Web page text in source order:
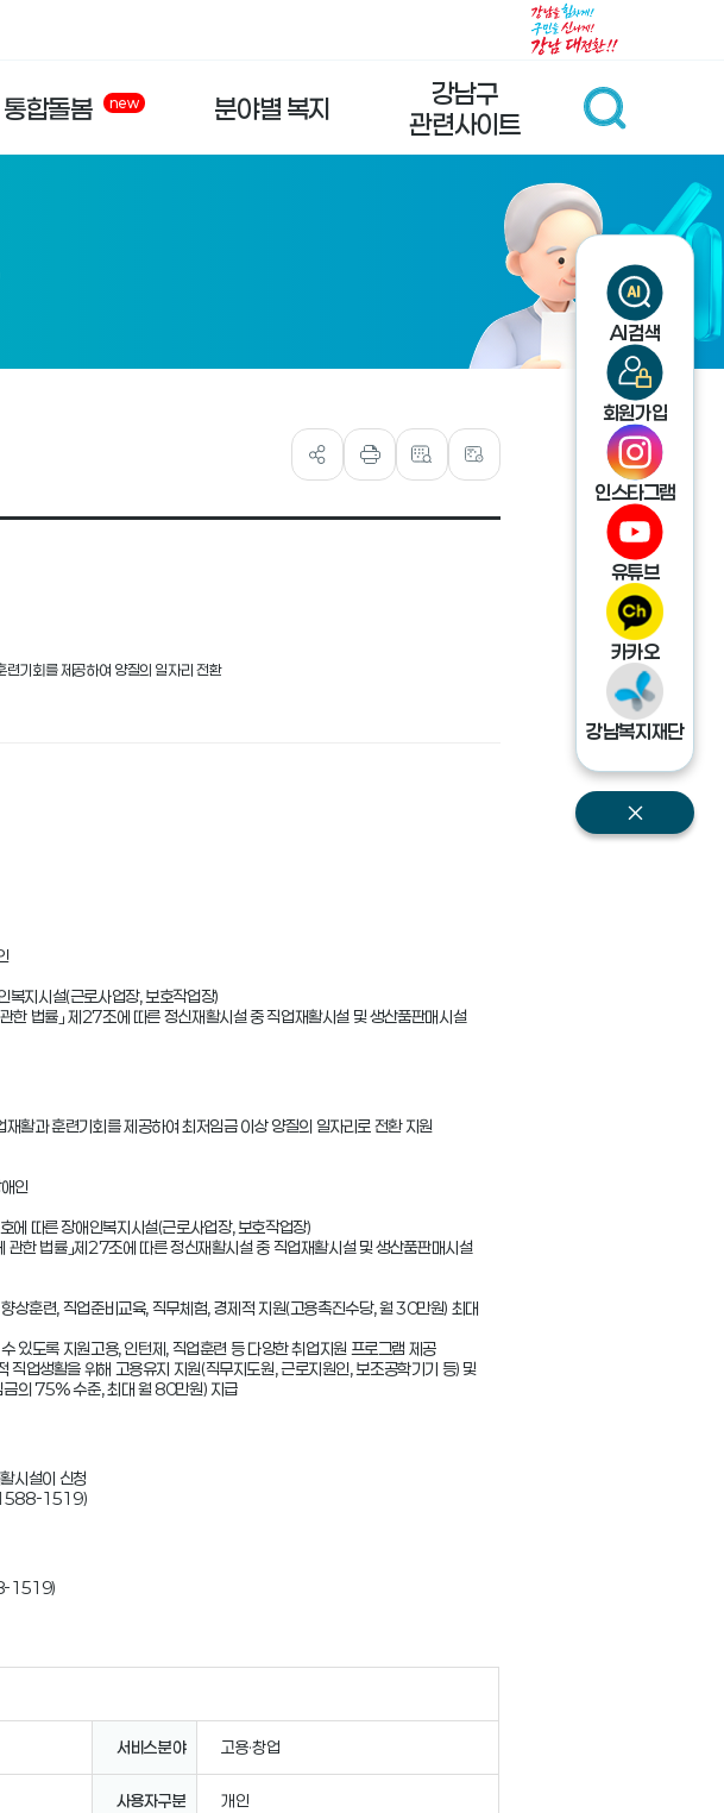
통합돌봄 new 분야별 복지
강남구
관련사이트
기회를 제공하여 양질의 일자리 전환
한 법률」 제27조에 따른 정신재활시설 중 직업재활시설 및 생산품판매시설
의 75% 수준, 최대 월 80만원) 지급
시설이 신청
(1588-1519)
1519)
서비스분야 고용·창업
사용자구분 개인
AI검색
회원가입
인스타그램
유튜브
카카오
강남복지재단